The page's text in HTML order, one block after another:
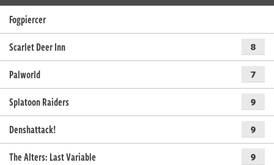
Fogpiercer
Scarlet Deer Inn
8
Palworld 7
Splatoon Raiders 9
Denshattack! 9
The Alters: Last Variable 9